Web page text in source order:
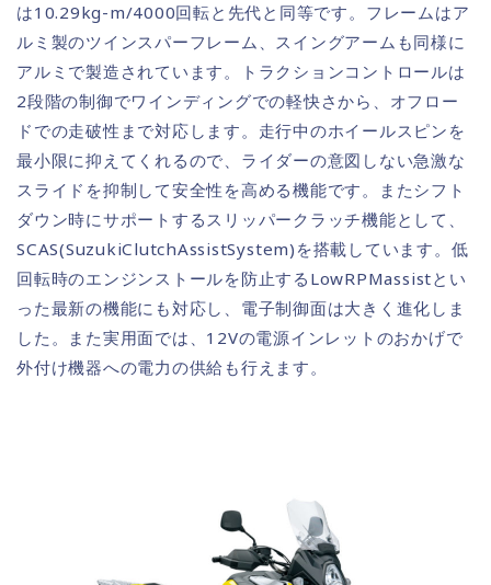
は10.29kg-m/4000回転と先代と同等です。フレームはア
ルミ製のツインスパーフレーム、スイングアームも同様に
アルミで製造されています。トラクションコントロールは
2段階の制御でワインディングでの軽快さから、オフロー
ドでの走破性まで対応します。走行中のホイールスピンを
最小限に抑えてくれるので、ライダーの意図しない急激な
スライドを抑制して安全性を高める機能です。またシフト
ダウン時にサポートするスリッパークラッチ機能として、
SCAS(SuzukiClutchAssistSystem)を搭載しています。低
回転時のエンジンストールを防止するLowRPMassistとい
った最新の機能にも対応し、電子制御面は大きく進化しま
した。また実用面では、12Vの電源インレットのおかげで
外付け機器への電力の供給も行えます。